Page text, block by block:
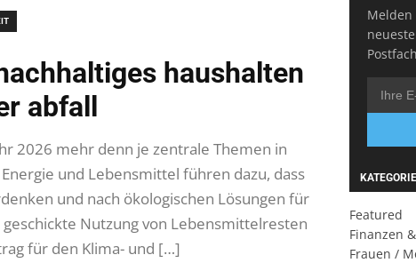
haushalten
abfall
2026 mehr denn je zentrale Themen in
und Lebensmittel führen dazu, dass
und nach ökologischen Lösungen für
Nutzung von Lebensmittelresten
für den Klima- und […]
Melden
Featured
Finanzen
Frauen /